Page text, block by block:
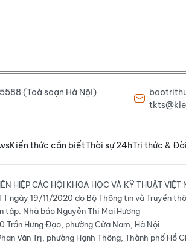
(Toà soạn Hà Nội)
Kiến thức cần biếtThời sự 24hTri thức &
HIỆP CÁC HỘI KHOA HỌC VÀ KỸ THUẬT VIỆT
ngày 19/11/2020 do Bộ Thông tin và Truyền
tập: Nhà báo Nguyễn Thị Mai Hương
Trần Hưng Đạo, phường Cửa Nam, Hà Nội.
Văn Trị, phường Hạnh Thông, Thành phố Hồ